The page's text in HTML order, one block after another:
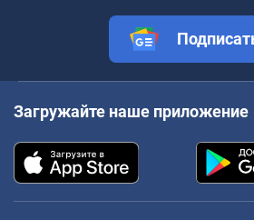
Загружайте наше приложение